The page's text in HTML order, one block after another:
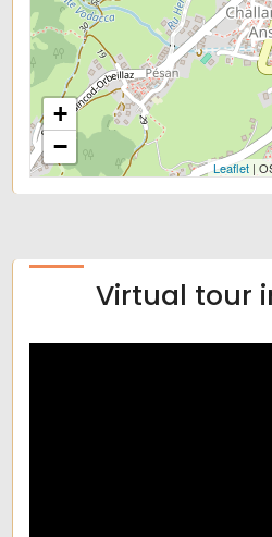
+
−
Leaflet|
Virtual tour